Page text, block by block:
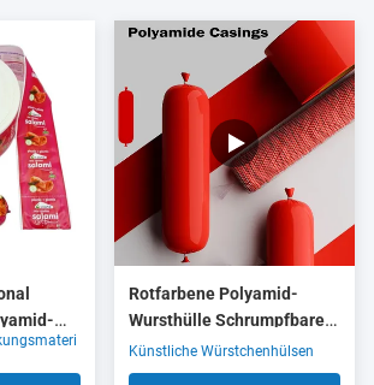
Rotfarbene Polyamid-
Wursthülle Schrumpfbare
Nylonhülle mit 5 Schichten
Co-Extrusion für
Künstliche Würstchenhülsen